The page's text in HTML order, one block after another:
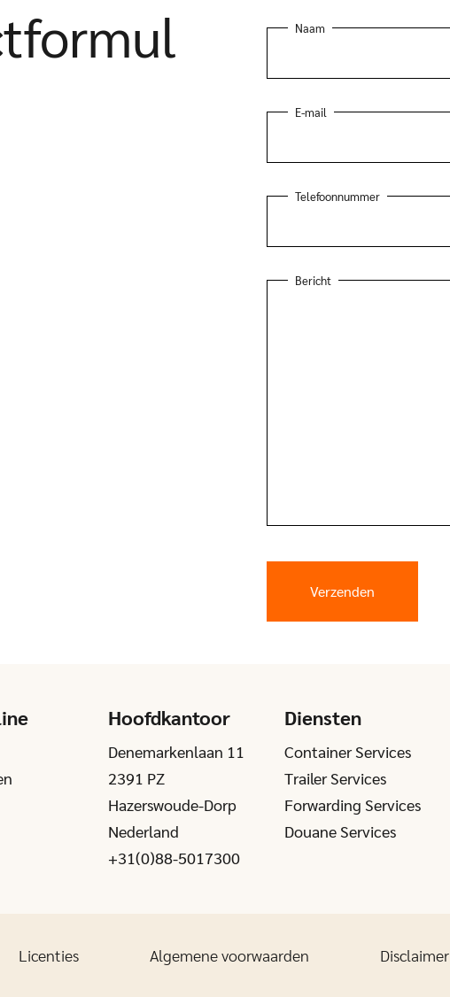
Naam
E-mail
Telefoonnummer
Bericht
Hoofdkantoor
Denemarkenlaan 11
2391 PZ
Hazerswoude-Dorp
Nederland
+31(0)88-5017300
Diensten
Container Services
Trailer Services
Forwarding Services
Douane Services
Licenties Algemene voorwaarden Disclaimer